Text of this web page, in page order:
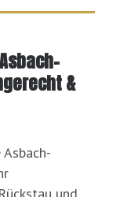
&